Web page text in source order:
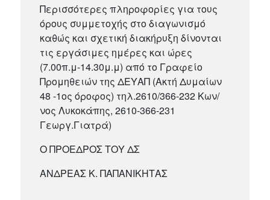
Περισσότερες πληροφορίες για τους
όρους συμμετοχής στο διαγωνισμό
καθώς και σχετική διακήρυξη δίνονται
τις εργάσιμες ημέρες και ώρες
(7.00π.μ-14.30μ.μ) από το Γραφείο
Προμηθειών της ΔΕΥΑΠ (Ακτή Δυμαίων
48 -1ος όροφος) τηλ.2610/366-232 Κων/
νος Λυκοκάπης, 2610-366-231
Γεωργ.Γιατρά)
Ο ΠΡΟΕΔΡΟΣ ΤΟΥ ΔΣ
ΑΝΔΡΕΑΣ Κ. ΠΑΠΑΝΙΚΗΤΑΣ